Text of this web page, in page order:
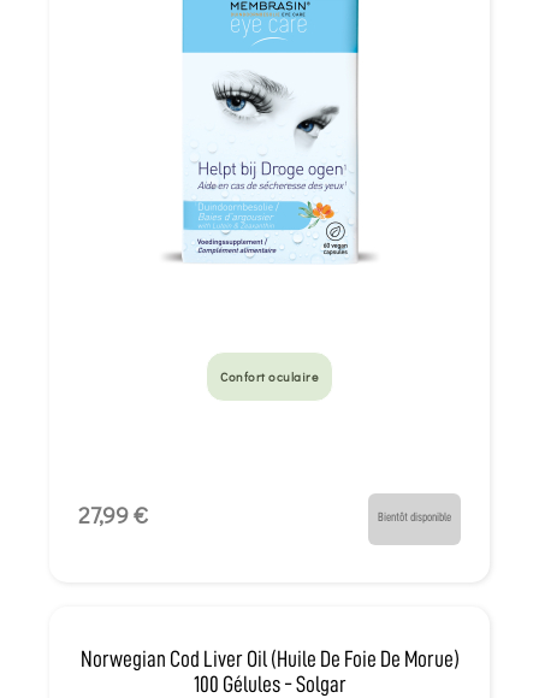
Confort oculaire
27,99 € Bientôt disponible
Norwegian Cod Liver Oil (Huile De Foie De Morue)
100 Gélules - Solgar